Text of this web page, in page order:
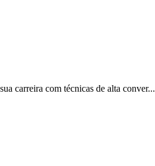
carreira com técnicas de alta conver...